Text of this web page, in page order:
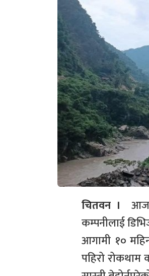
चितवन ।
आज
कम्पनीलाई
आगामी १०
पहिरो रोकथाम